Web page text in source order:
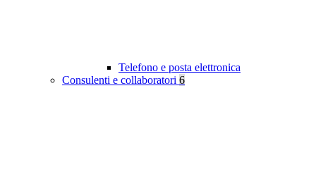
Telefono e posta elettronica
Consulenti e collaboratori 6